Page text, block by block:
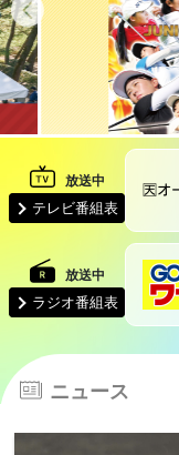
テレビ番組表
🈗オ
放送中
ラジオ番組表
ニュース